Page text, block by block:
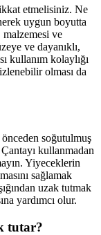
etmelisiniz. Ne
uygun boyutta
malzemesi ve
ve dayanıklı,
kullanım kolaylığı
olması da
soğutulmuş
kullanmadan
Yiyeceklerin
sağlamak
uzak tutmak
yardımcı olur.
tutar?